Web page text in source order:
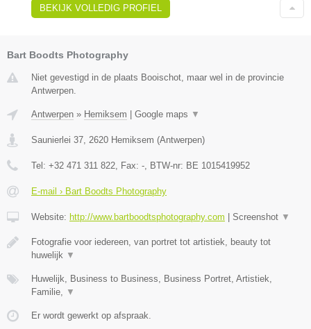
BEKIJK VOLLEDIG PROFIEL
Bart Boodts Photography
Niet gevestigd in de plaats Booischot, maar wel in de provincie
Antwerpen.
Antwerpen » Hemiksem Google maps ▼
Saunierlei 37 2620 Hemiksem (Antwerpen)
Tel: +32 471 311 822 , Fax: - , BTW-nr: BE 1015419952
E-mail › Bart Boodts Photography
Website: http://www.bartboodtsphotography.com Screenshot ▼
Fotografie voor iedereen, van portret tot artistiek, beauty tot
huwelijk ▼
Huwelijk, Business to Business, Business Portret, Artistiek,
Familie,
▼
Er wordt gewerkt op afspraak.